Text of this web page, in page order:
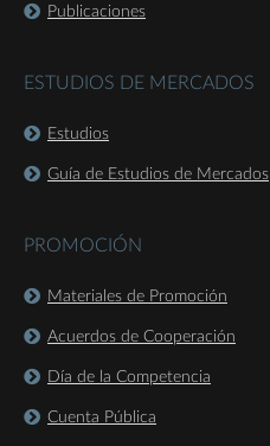
Publicaciones
ESTUDIOS DE MERCADOS
Estudios
Guía de Estudios de Mercados
PROMOCIÓN
Materiales de Promoción
Acuerdos de Cooperación
Día de la Competencia
Cuenta Pública